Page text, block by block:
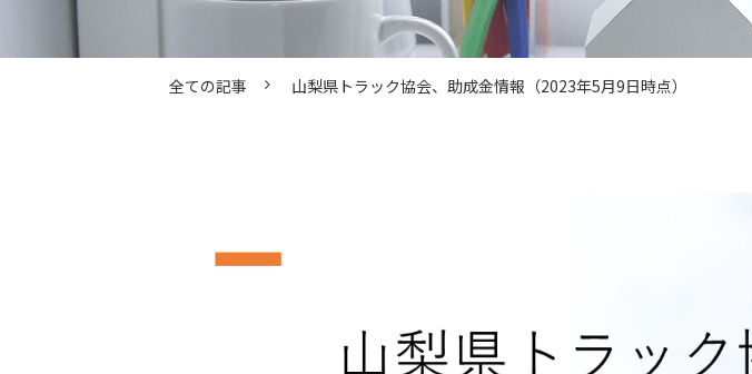
全ての記事 山梨県トラック協会、助成金情報（2023年5月9日時点）